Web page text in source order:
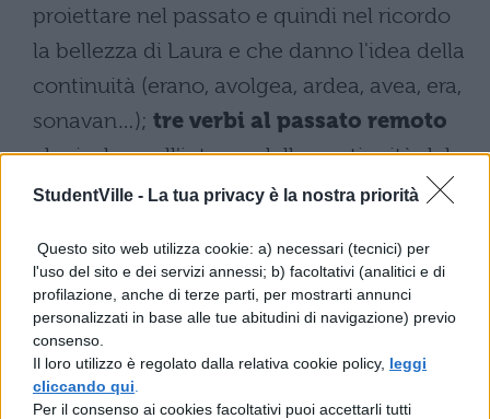
StudentVille - La tua privacy è la nostra priorità
Questo sito web utilizza cookie: a) necessari (tecnici) per
l'uso del sito e dei servizi annessi; b) facoltativi (analitici e di
profilazione, anche di terze parti, per mostrarti annunci
personalizzati in base alle tue abitudini di navigazione) previo
consenso.
Il loro utilizzo è regolato dalla relativa cookie policy, leggi
cliccando qui
Per il consenso ai cookies facoltativi puoi accettarli tutti
proiettare nel passato e quindi nel ricordo
la bellezza di Laura e che danno l'idea della
continuità (erano, avolgea, ardea, avea, era,
sonavan…); tre verbi al passato remoto
che isolano all'interno della continuità del
passato un evento unico e irripetibile: il
amata (arsi, fu, vidi…); due presenti (son,
sana). Il primo verbo è rafforzato da “or”. Il
valore della due forma verbali non è
comunque uguale. La prima forma verbale
viene utilizzata per mettere a fuoco lo